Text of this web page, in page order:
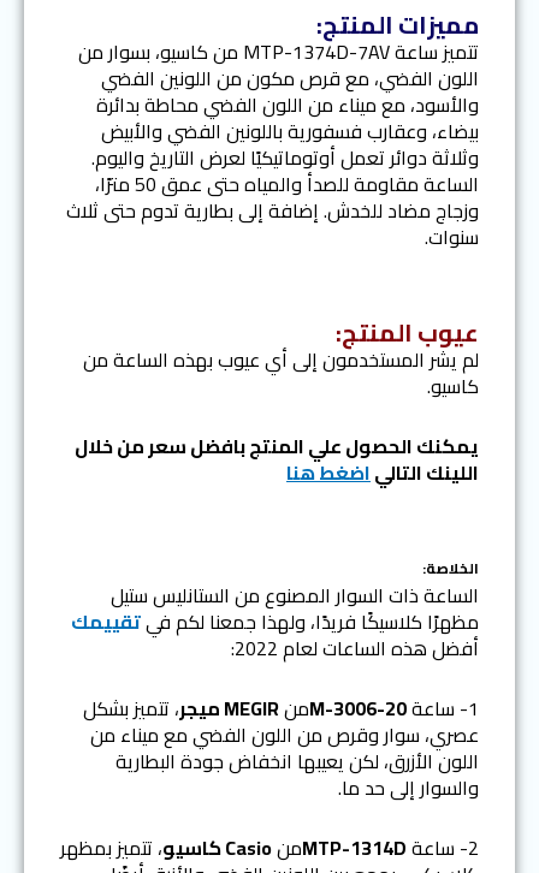
مميزات المنتج:
تتميز ساعة MTP-1374D-7AV من كاسيو، بسوار من
اللون الفضي، مع قرص مكون من اللونين الفضي
والأسود، مع ميناء من اللون الفضي محاطة بدائرة
بيضاء، وعقارب فسفورية باللونين الفضي والأبيض
وثلاثة دوائر تعمل أوتوماتيكيًا لعرض التاريخ واليوم.
الساعة مقاومة للصدأ والمياه حتى عمق 50 مترًا،
وزجاج مضاد للخدش. إضافة إلى بطارية تدوم حتى ثلاث
سنوات.
عيوب المنتج:
لم يشر المستخدمون إلى أي عيوب بهذه الساعة من
كاسيو.
يمكنك الحصول علي المنتج بافضل سعر من خلال
اللينك التالياضغط هنا
الخلاصة:
الساعة ذات السوار المصنوع من الستانليس ستيل
مظهرًا كلاسيكًا فريدًا، ولهذا جمعنا لكم فيتقييمك
أفضل هذه الساعات لعام 2022:
1- ساعة
M-3006-20منMEGIR ميجر ، تتميز بشكل
عصري، سوار وقرص من اللون الفضي مع ميناء من
اللون الأزرق، لكن يعيبها انخفاض جودة البطارية
والسوار إلى حد ما.
2- ساعة
MTP-1314DمنCasio كاسيو ، تتميز بمظهر